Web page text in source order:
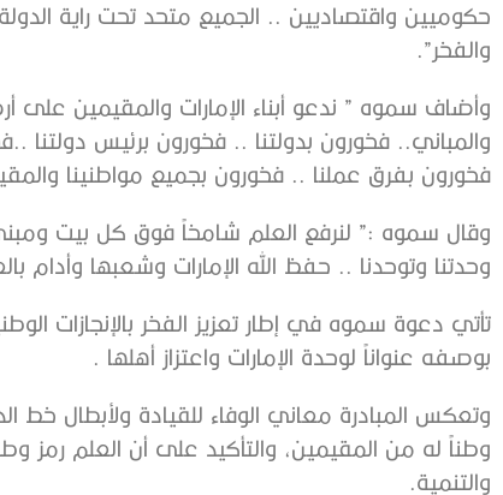
حكوميين واقتصاديين .. الجميع متحد تحت راية
والفخر”.
وأضاف سموه ” ندعو أبناء الإمارات والمقيمين على
والمباني.. فخورون بدولتنا .. فخورون برئيس دولتنا
فخورون بفرق عملنا .. فخورون بجميع مواطنينا
وقال سموه :” لنرفع العلم شامخاً فوق كل بيت ومبنى
وحدتنا وتوحدنا .. حفظ الله الإمارات وشعبها وأدام
تأتي دعوة سموه في إطار تعزيز الفخر بالإنجازات
بوصفه عنواناً لوحدة الإمارات واعتزاز أهلها .
وتعكس المبادرة معاني الوفاء للقيادة ولأبطال خط
وطناً له من المقيمين، والتأكيد على أن العلم رمز
والتنمية.